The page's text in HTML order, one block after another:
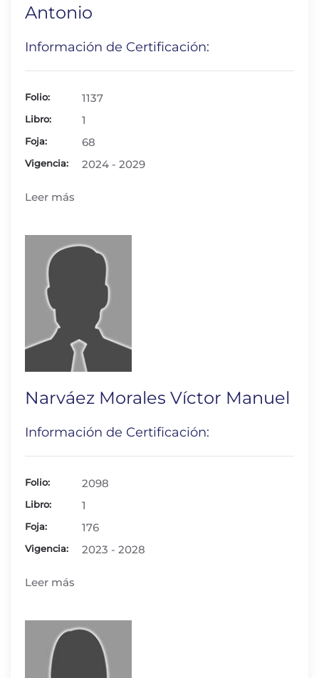
Antonio
Información de Certificación:
Folio: 1137
Libro: 1
Foja: 68
Vigencia: 2024 - 2029
Leer más
Narváez Morales Víctor Manuel
Información de Certificación:
Folio: 2098
Libro: 1
Foja: 176
Vigencia: 2023 - 2028
Leer más